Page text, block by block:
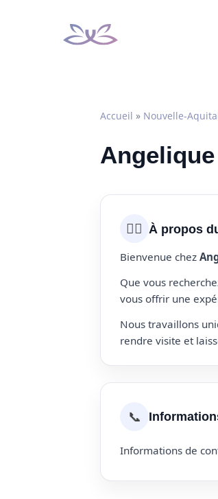
Accueil » Nouvelle-
💇‍♀️ À propos
Bienvenue chez
Que vous
vous offrir une
Nous travaillons
rendre visite et
📞
Informations de